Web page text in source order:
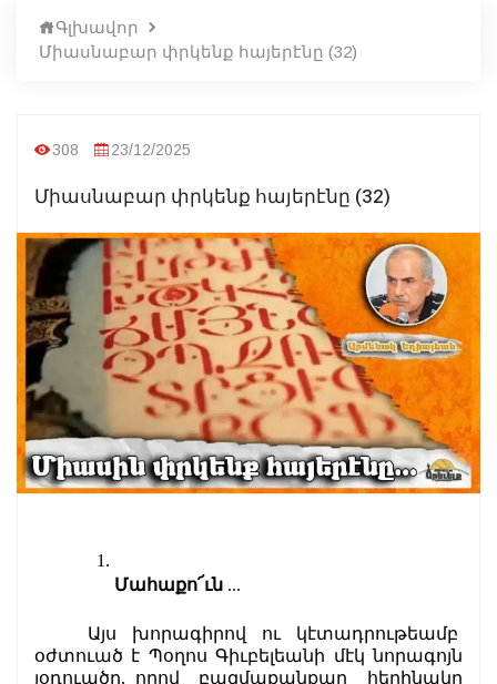
Գլխավոր
Միասնաբար փրկենք հայերէնը (32)
308 23/12/2025
Միասնաբար փրկենք հայերէնը (32)
Մահաքո՜ւն ...
Այս խորագիրով ու կէտադրութեամբ
օժտուած է Պօղոս Գիւբելեանի մէկ նորագոյն
յօդուածը, որով  բազմաքանքար  հեղինակը